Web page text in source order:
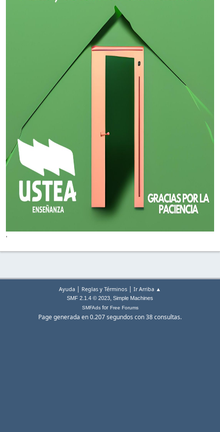
'
Ayuda | Reglas y Términos | Ir Arriba ▲
SMF 2.1.4 © 2023, Simple Machines
SMFAdsfor Free Forums
Page generada en 0.207 segundos con 38 consultas.